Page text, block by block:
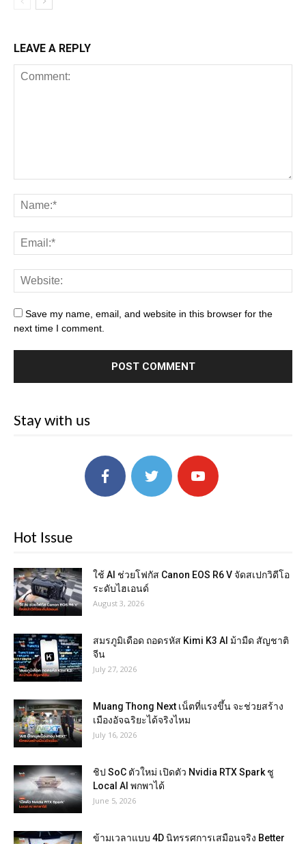
LEAVE A REPLY
Save my name, email, and website in this browser for the
next time I comment.
Stay with us
Hot Issue
ใช้ AI ช่วยโฟกัส Canon EOS R6 V จัดสเปกวิดีโอ
ระดับไฮเอนด์
August 3, 2026
สมรภูมิเดือด ถอดรหัส Kimi K3 AI ม้ามืด สัญชาติ
จีน
July 27, 2026
Muang Thong Next เน็ตที่แรงขึ้น จะช่วยสร้าง
เมืองอัจฉริยะได้จริงไหม
July 16, 2026
ชิป SoC ตัวใหม่ เปิดตัว Nvidia RTX Spark ชู
Local AI พกพาได้
June 5, 2026
ข้ามเวลาแบบ 4D นิทรรศการเสมือนจริง Better